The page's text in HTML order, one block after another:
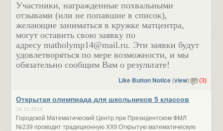
Участники, награжденные похвальными
отзывами (или не попавшие в список),
желающие заниматься в кружке матцентра,
могут оставить свою заявку по
адресу matholymp14@mail.ru. Эти заявки будут
удовлетворяться по мере возможности, и мы
обязательно сообщим Вам о результате!
Like Button Notice (view) (3)
Открытая олимпиада для школьников 5 классов
19.10.2014
Городской Математический Центр при Президентском ФМЛ
№239 проводит традиционную XXII Открытую математическую